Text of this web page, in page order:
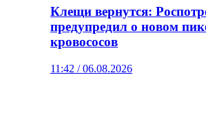
Клещи вернутся:
предупредил о новом
кровососов
11:42 / 06.08.2026